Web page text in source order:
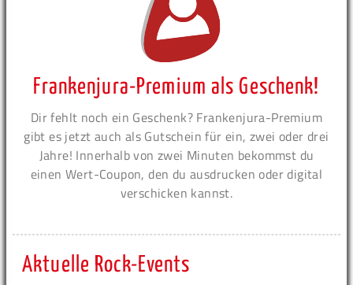
Frankenjura-Premium als Geschenk!
Dir fehlt noch ein Geschenk? Frankenjura-Premium
gibt es jetzt auch als Gutschein für ein, zwei oder drei
Jahre! Innerhalb von zwei Minuten bekommst du
einen Wert-Coupon, den du ausdrucken oder digital
verschicken kannst.
Aktuelle Rock-Events